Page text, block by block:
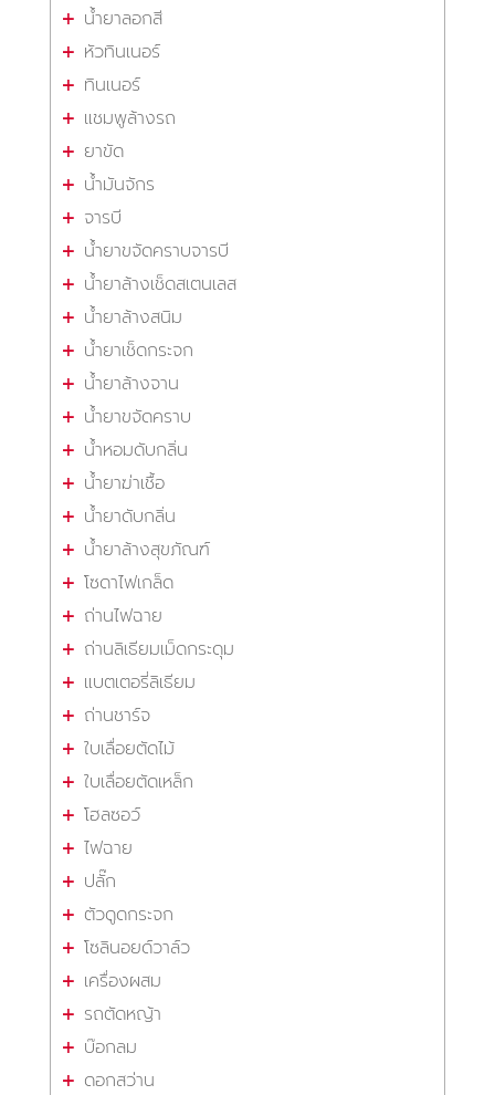
น้ำยาลอกสี
หัวทินเนอร์
ทินเนอร์
แชมพูล้างรถ
ยาขัด
น้ำมันจักร
จารบี
น้ำยาขจัดคราบจารบี
น้ำยาล้างเช็ดสเตนเลส
น้ำยาล้างสนิม
น้ำยาเช็ดกระจก
น้ำยาล้างจาน
น้ำยาขจัดคราบ
น้ำหอมดับกลิ่น
น้ำยาฆ่าเชื้อ
น้ำยาดับกลิ่น
น้ำยาล้างสุขภัณฑ์
โซดาไฟเกล็ด
ถ่านไฟฉาย
ถ่านลิเธียมเม็ดกระดุม
แบตเตอรี่ลิเธียม
ถ่านชาร์จ
ใบเลื่อยตัดไม้
ใบเลื่อยตัดเหล็ก
โฮลซอว์
ไฟฉาย
ปลั๊ก
ตัวดูดกระจก
โซลินอยด์วาล์ว
เครื่องผสม
รถตัดหญ้า
บ๊อกลม
ดอกสว่าน